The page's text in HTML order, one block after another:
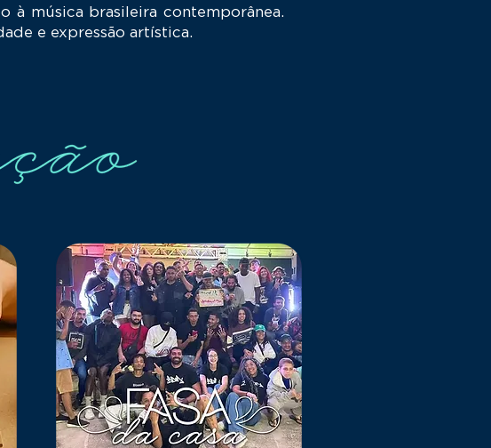
música brasileira contemporânea.
e expressão artística.